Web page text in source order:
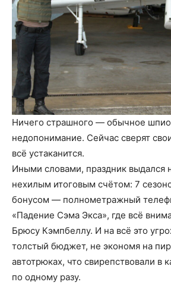
Ничего страшного — обычное
недопонимание. Сейчас сверят
всё устаканится.
Иными словами, праздник выдался
нехилым итоговым счётом: 7
бонусом — полнометражный
«Падение Сэма Экса», где всё
Брюсу Кэмпбеллу. И на всё это
толстый бюджет, не экономя на
автотрюках, что свирепствовали в
по одному разу.